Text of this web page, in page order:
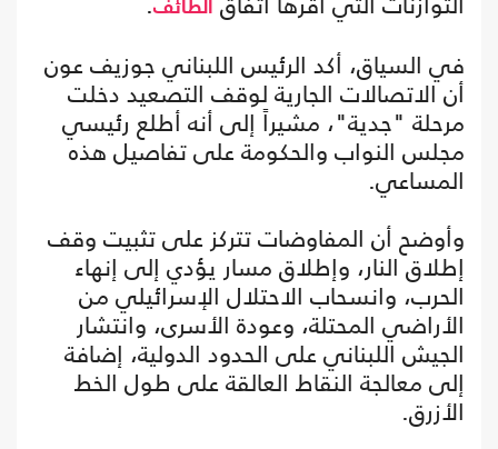
الطائف
في السياق، أكد الرئيس اللبناني جوزيف عون
أن الاتصالات الجارية لوقف التصعيد دخلت
مرحلة "جدية"، مشيراً إلى أنه أطلع رئيسي
مجلس النواب والحكومة على تفاصيل هذه
المساعي.
وأوضح أن المفاوضات تتركز على تثبيت وقف
إطلاق النار، وإطلاق مسار يؤدي إلى إنهاء
الحرب، وانسحاب الاحتلال الإسرائيلي من
الأراضي المحتلة، وعودة الأسرى، وانتشار
الجيش اللبناني على الحدود الدولية، إضافة
إلى معالجة النقاط العالقة على طول الخط
الأزرق.